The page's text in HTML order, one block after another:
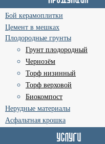
Бой керамоплитки
Цемент в мешках
Плодородные грунты
Грунт плодородный
Чернозём
Торф низинный
Торф верховой
Биокомпост
Нерудные материалы
Асфальтная крошка